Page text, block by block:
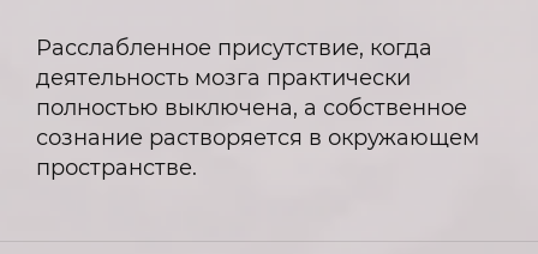
Расслабленное присутствие, когда
деятельность мозга практически
полностью выключена, а собственное
сознание растворяется в окружающем
пространстве.